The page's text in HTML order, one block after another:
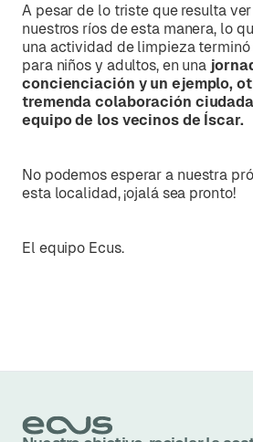
A pesar de lo triste que resulta
nuestros ríos de esta manera, lo
una actividad de limpieza
para niños y adultos, en una
concienciación y un ejemplo,
tremenda colaboración
equipo de los vecinos de Íscar.
No podemos esperar a nuestra
esta localidad, ¡ojalá sea pronto!
El equipo Ecus.